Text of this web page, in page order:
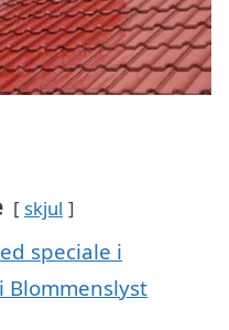
skjul
speciale i